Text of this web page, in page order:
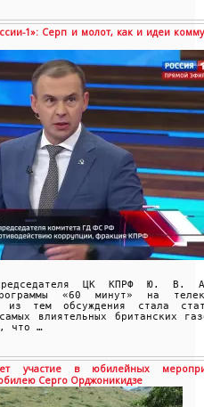
1»: Серп и молот, как и идеи
ЦК КПРФ Ю. В.
«60 минут» на
тем обсуждения стала
влиятельных британских
что …
участие в юбилейных
Серго Орджоникидзе